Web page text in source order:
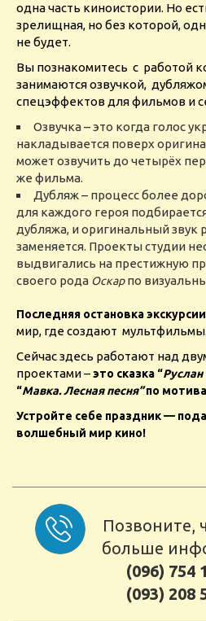
одна часть киноистории. Но
зрелищная, но без которой,
не будет.
Вы познакомитесь с работой
занимаются озвучкой,
спецэффектов для фильмов и
Озвучка – это когда голос
накладывается поверх
может озвучить до четырёх
же фильма.
Дубляж – процесс более
для каждого героя
дубляжа, и оригинальный звук
заменяется. Проекты студии
выдвигались на престижную
своего рода Оскарпо
Последняя остановка
мир, где создают мультфильмы.
Сейчас здесь работают над
проектами –это сказка “
“Мавка. Лесная песня”по
Устройте себе праздник —
волшебный мир кино!
Позвоните,
больше
(096) 754
(093) 208